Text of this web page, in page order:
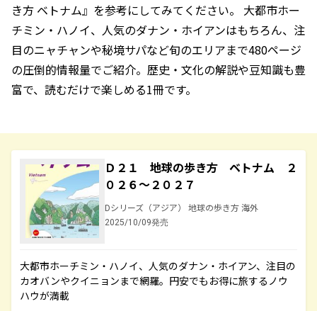
き方 ベトナム』を参考にしてみてください。 大都市ホー
チミン・ハノイ、人気のダナン・ホイアンはもちろん、注
目のニャチャンや秘境サパなど旬のエリアまで480ページ
の圧倒的情報量でご紹介。歴史・文化の解説や豆知識も豊
富で、読むだけで楽しめる1冊です。
Ｄ２１ 地球の歩き方 ベトナム ２
０２６～２０２７
Dシリーズ（アジア） 地球の歩き方 海外
2025/10/09発売
大都市ホーチミン・ハノイ、人気のダナン・ホイアン、注目の
カオバンやクイニョンまで網羅。円安でもお得に旅するノウ
ハウが満載